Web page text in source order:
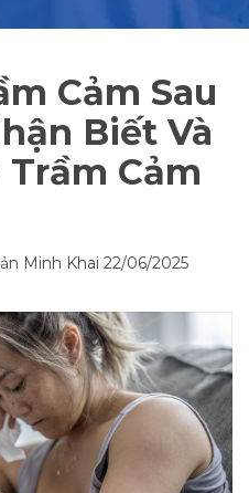
Cảm Sau
Biết Và
Cảm
Minh Khai 22/06/2025